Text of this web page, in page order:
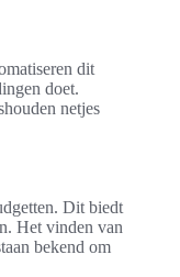
dit
doet.
netjes
Dit biedt
Het vinden van
bekend om